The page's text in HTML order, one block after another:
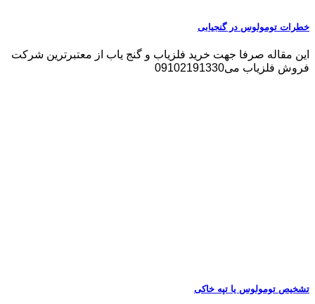
خطرات تومولوس در گنجیابی
این مقاله صرفا جهت خرید فلزیاب و گنج یاب از معتبرترین شرکت
فروش فلزیاب می09102191330
تشخیص تومولوس یا تپه خاکی